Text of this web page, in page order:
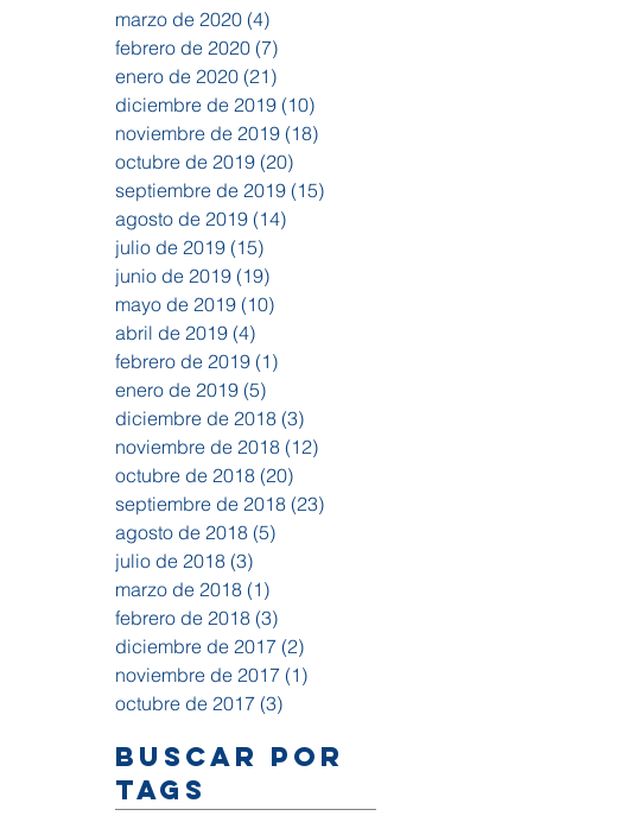
marzo de 2020 (4)
febrero de 2020 (7)
enero de 2020 (21)
diciembre de 2019 (10)
noviembre de 2019 (18)
octubre de 2019 (20)
septiembre de 2019 (15)
agosto de 2019 (14)
julio de 2019 (15)
junio de 2019 (19)
mayo de 2019 (10)
abril de 2019 (4)
febrero de 2019 (1)
enero de 2019 (5)
diciembre de 2018 (3)
noviembre de 2018 (12)
octubre de 2018 (20)
septiembre de 2018 (23)
agosto de 2018 (5)
julio de 2018 (3)
marzo de 2018 (1)
febrero de 2018 (3)
diciembre de 2017 (2)
noviembre de 2017 (1)
octubre de 2017 (3)
Buscar por
tags